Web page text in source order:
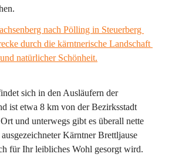
nach Pölling in Steuerberg
durch die kärntnerische Landschaft
natürlicher Schönheit.
sich in den Ausläufern der
ist etwa 8 km von der Bezirksstadt
und unterwegs gibt es überall nette
Kärntner Brettljause
für Ihr leibliches Wohl gesorgt wird.